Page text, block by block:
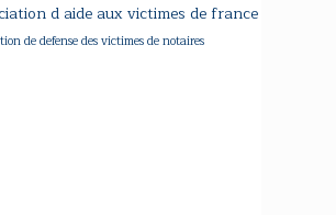
d aide aux victimes de france
de defense des victimes de notaires